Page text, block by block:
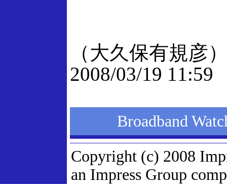
（大久保有規彦
2008/03/19 11:59
Broadband
Copyright (c) 2008
an Impress Group